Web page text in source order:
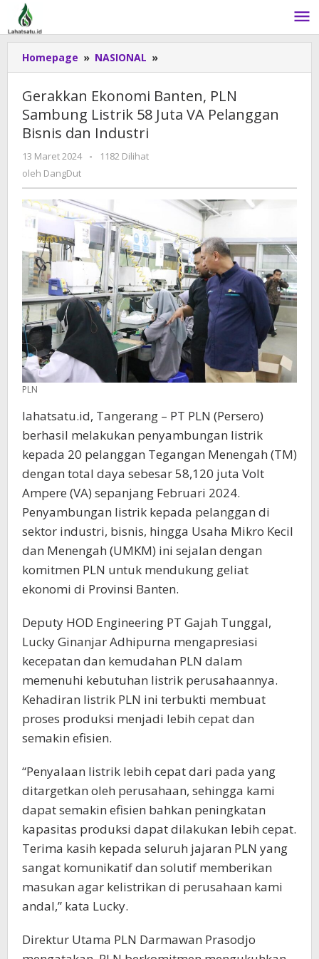
Lewati
konten
Homepage » NASIONAL »
Ekonomi
PLN
Sambung
Pelanggan
Bisnis
Industri
Gerakkan Ekonomi Banten, PLN
Sambung Listrik 58 Juta VA Pelanggan
Bisnis dan Industri
13 Maret 2024
oleh
-
1182 Dilihat
oleh DangDut
PLN
lahatsatu.id, Tangerang – PT PLN (Persero)
berhasil melakukan penyambungan listrik
kepada 20 pelanggan Tegangan Menengah (TM)
dengan total daya sebesar 58,120 juta Volt
Ampere (VA) sepanjang Februari 2024.
Penyambungan listrik kepada pelanggan di
sektor industri, bisnis, hingga Usaha Mikro Kecil
dan Menengah (UMKM) ini sejalan dengan
komitmen PLN untuk mendukung geliat
ekonomi di Provinsi Banten.
Deputy HOD Engineering PT Gajah Tunggal,
Lucky Ginanjar Adhipurna mengapresiasi
kecepatan dan kemudahan PLN dalam
memenuhi kebutuhan listrik perusahaannya.
Kehadiran listrik PLN ini terbukti membuat
proses produksi menjadi lebih cepat dan
semakin efisien.
“Penyalaan listrik lebih cepat dari pada yang
ditargetkan oleh perusahaan, sehingga kami
dapat semakin efisien bahkan peningkatan
kapasitas produksi dapat dilakukan lebih cepat.
Terima kasih kepada seluruh jajaran PLN yang
sangat komunikatif dan solutif memberikan
masukan agar kelistrikan di perusahaan kami
andal,” kata Lucky.
Direktur Utama PLN Darmawan Prasodjo